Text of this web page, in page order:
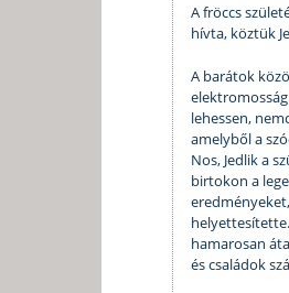
A fröccs
hívta, köztük
A barátok
lehessen,
amelyből a
Nos, Jedlik a
birtokon a
hamarosan
és családok